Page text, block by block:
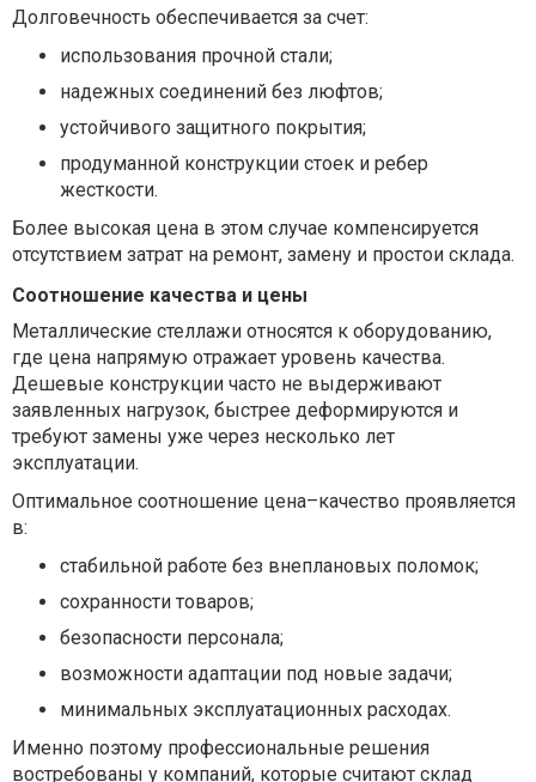
Долговечность обеспечивается за счет:
использования прочной стали;
надежных соединений без люфтов;
устойчивого защитного покрытия;
продуманной конструкции стоек и ребер
жесткости.
Более высокая цена в этом случае компенсируется
отсутствием затрат на ремонт, замену и простои склада.
Соотношение качества и цены
Металлические стеллажи относятся к оборудованию,
где цена напрямую отражает уровень качества.
Дешевые конструкции часто не выдерживают
заявленных нагрузок, быстрее деформируются и
требуют замены уже через несколько лет
эксплуатации.
Оптимальное соотношение цена–качество проявляется
в:
стабильной работе без внеплановых поломок;
сохранности товаров;
безопасности персонала;
возможности адаптации под новые задачи;
минимальных эксплуатационных расходах.
Именно поэтому профессиональные решения
востребованы у компаний, которые считают склад